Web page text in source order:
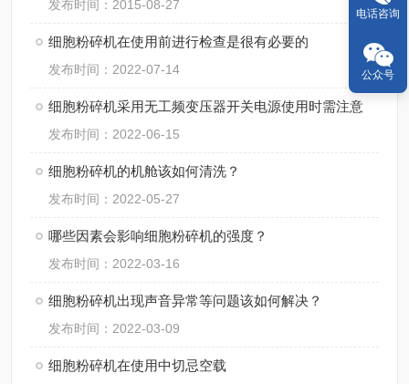
发布时间：2015-08-27
细胞粉碎机在使用前进行检查是很有必要的
发布时间：2022-07-14
细胞粉碎机采用无工频变压器开关电源使用时需注意
发布时间：2022-06-15
细胞粉碎机的机舱该如何清洗？
发布时间：2022-05-27
哪些因素会影响细胞粉碎机的强度？
发布时间：2022-03-16
细胞粉碎机出现声音异常等问题该如何解决？
发布时间：2022-03-09
细胞粉碎机在使用中切忌空载
电话咨询
公众号